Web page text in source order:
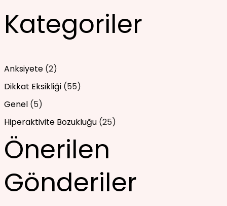
Kategoriler
Anksiyete (2)
Dikkat Eksikliği (55)
Genel (5)
Hiperaktivite Bozukluğu (25)
Önerilen
Gönderiler